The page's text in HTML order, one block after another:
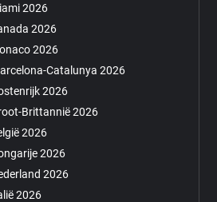
2026
2026
2026
Catalunya 2026
2026
Brittannië 2026
2026
2026
2026
2026